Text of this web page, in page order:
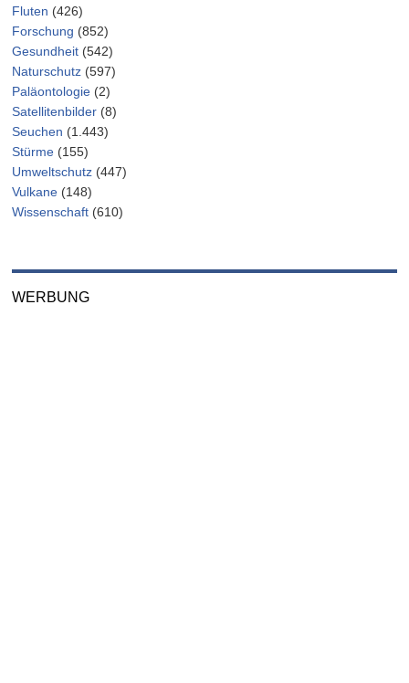
Fluten (426)
Forschung (852)
Gesundheit (542)
Naturschutz (597)
Paläontologie (2)
Satellitenbilder (8)
Seuchen (1.443)
Stürme (155)
Umweltschutz (447)
Vulkane (148)
Wissenschaft (610)
WERBUNG